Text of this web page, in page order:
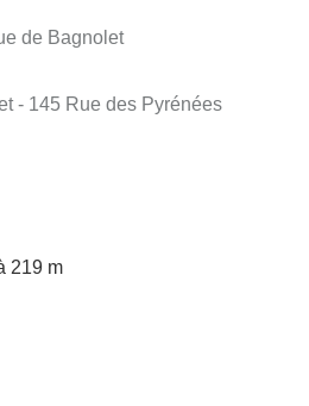
de Bagnolet
- 145 Rue des Pyrénées
219 m